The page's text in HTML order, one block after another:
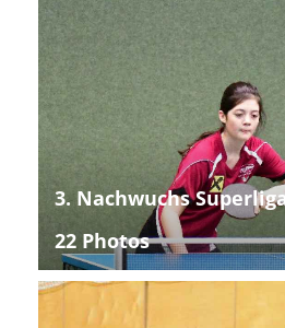
3. Nachwuchs
22 Photos